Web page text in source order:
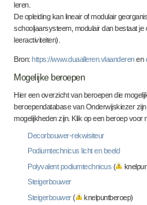
leren.
De opleiding kan lineair of modulair
schooljaarsysteem, modulair dan bestaat
leeractiviteiten).
Bron: https://www.duaalleren.vlaanderenen
Mogelijke beroepen
Hier een overzicht van beroepen die
beroependatabase van Onderwijskiezer
mogelijkheden zijn. Klik op een beroep voor
Decorbouwer-rekwisiteur
Podiumtechnicus licht en beeld
Polyvalent podiumtechnicus (
Steigerbouwer
Steigerbouwer( knelpuntberoep)